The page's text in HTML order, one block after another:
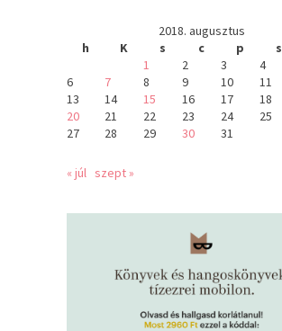
2018. augusztus
h
K s c p s
1
2 3 4
6
7 8 9 10 11
13
14 15 16 17 18
20
21 22 23 24 25
27
28 29 30 31
« júl szept »